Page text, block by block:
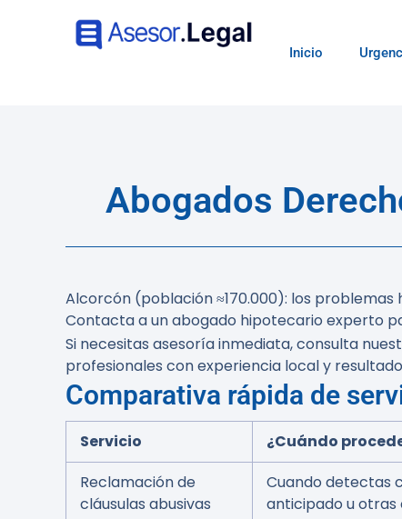
Inicio
Abogados
Alcorcón (población ≈170.000): los
Contacta a un abogado hipotecario experto
Si necesitas asesoría inmediata, consulta
profesionales con experiencia local y
Comparativa rápida de
Servicio ¿Cuándo
Reclamación de
cláusulas abusivas
Cuando detectas
anticipado u otras